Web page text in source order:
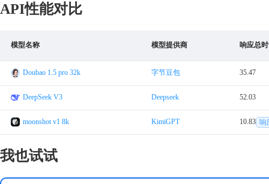
API性能对比
模型名称 模型提供商 响应总
Doubao 1.5 pro 32k 字节豆包 35.47
DeepSeek V3 Deepseek 52.03
moonshot v1 8k KimiGPT 10.83 响
我也试试